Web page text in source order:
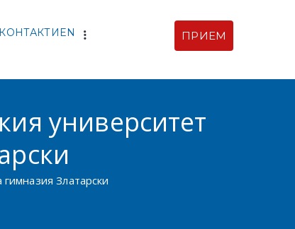
КОНТАКТИEN ПРИЕМ
университет
Златарски